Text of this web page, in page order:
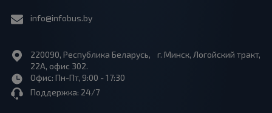
info@infobus.by
220090, Республика Беларусь, г. Минск, Логойский тракт,
22А, офис 302.
Офис: Пн-Пт, 9:00 - 17:30
Поддержка: 24/7